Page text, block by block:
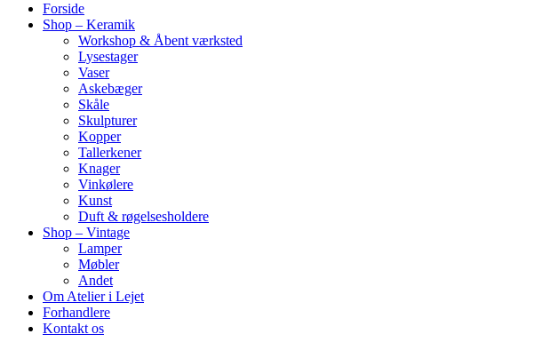
Forside
Shop – Keramik
Workshop & Åbent værksted
Lysestager
Vaser
Askebæger
Skåle
Skulpturer
Kopper
Tallerkener
Knager
Vinkølere
Kunst
Duft & røgelsesholdere
Shop – Vintage
Lamper
Møbler
Andet
Om Atelier i Lejet
Forhandlere
Kontakt os